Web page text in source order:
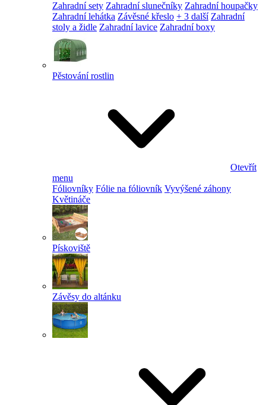
Zahradní sety Zahradní slunečníky Zahradní houpačky
Zahradní lehátka Závěsné křeslo + 3 další Zahradní
stoly a židle Zahradní lavice Zahradní boxy
Pěstování rostlin
Otevřít
menu
Fóliovníky Fólie na fóliovník Vyvýšené záhony
Květináče
Pískoviště
Závěsy do altánku